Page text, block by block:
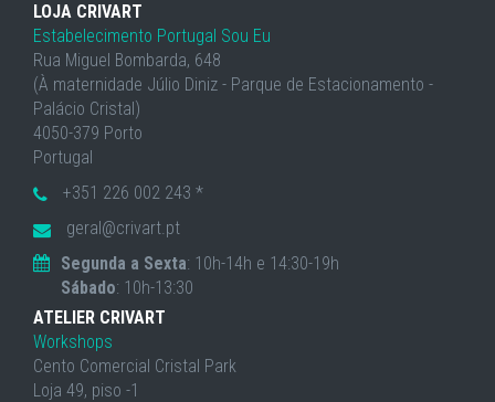
LOJA CRIVART
Estabelecimento Portugal Sou Eu
Rua Miguel Bombarda, 648
(À maternidade Júlio Diniz - Parque de Estacionamento -
Palácio Cristal)
4050-379 Porto
Portugal
+351 226 002 243 *
geral@crivart.pt
Segunda a Sexta: 10h-14h e 14:30-19h
Sábado: 10h-13:30
ATELIER CRIVART
Workshops
Cento Comercial Cristal Park
Loja 49, piso -1